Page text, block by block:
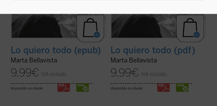
Lo quiero todo (epub)
Marta Bellavista
9,99€ IVA incluido
disponible en ebook:
Lo quiero todo (pdf)
Marta Bellavista
9,99€ IVA incluido
disponible en ebook: